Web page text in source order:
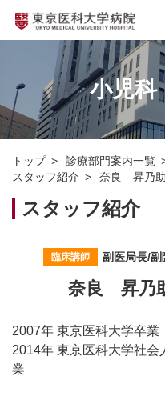
トップ
外来・入院案内
外来
入院
患者支援・相談窓口
診療部門案内
診療部門案内一覧
医師・歯科医師等情報検索
病院案内
基本情報
役割・取り組み
外部評価
医療関係の方
採用関連
その他
ENGLISH
03-
小児科
トップ 診療部門案内一覧
スタッフ紹介
奈良 昇乃助
スタッフ紹介
臨床講師 副医局長/副
奈良 昇乃
2007年 東京医科大学卒業
2014年 東京医科大学社
業